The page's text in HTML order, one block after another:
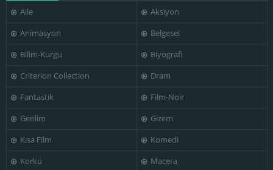
Schot
Małgorzata Bela
Aile
Aksiyon
Animasyon
Belgesel
Bilim-Kurgu
Biyografi
Criterion Collection
Dram
Fantastik
Film-Noir
Gerilim
Gizem
Kısa Film
Komedi
Korku
Macera